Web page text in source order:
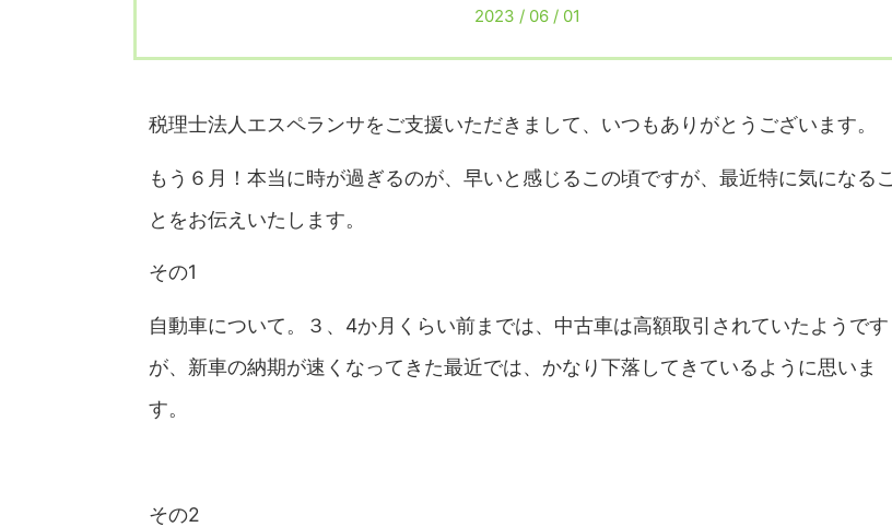
2023 / 06 / 01
税理士法人エスペランサをご支援いただきまして、いつもありがとうございます。
もう６月！本当に時が過ぎるのが、早いと感じるこの頃ですが、最近特に気になるこ
とをお伝えいたします。
その1
自動車について。３、4か月くらい前までは、中古車は高額取引されていたようです
が、新車の納期が速くなってきた最近では、かなり下落してきているように思いま
す。
その2